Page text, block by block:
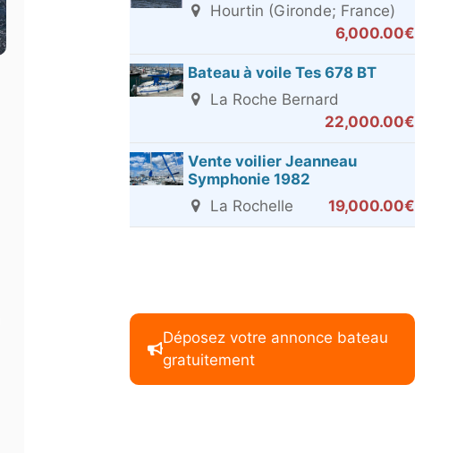
Hourtin (Gironde; France)
6,000.00€
Bateau à voile Tes 678 BT
La Roche Bernard
22,000.00€
Vente voilier Jeanneau
Symphonie 1982
La Rochelle
19,000.00€
Déposez votre annonce bateau
gratuitement